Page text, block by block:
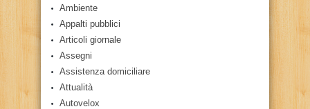
Ambiente
Appalti pubblici
Articoli giornale
Assegni
Assistenza domiciliare
Attualità
Autovelox